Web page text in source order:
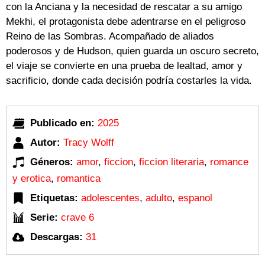
con la Anciana y la necesidad de rescatar a su amigo
Mekhi, el protagonista debe adentrarse en el peligroso
Reino de las Sombras. Acompañado de aliados
poderosos y de Hudson, quien guarda un oscuro secreto,
el viaje se convierte en una prueba de lealtad, amor y
sacrificio, donde cada decisión podría costarles la vida.
Publicado en: 2025
Autor: Tracy Wolff
Géneros: amor, ficcion, ficcion literaria, romance
y erotica, romantica
Etiquetas: adolescentes, adulto, espanol
Serie: crave 6
Descargas: 31